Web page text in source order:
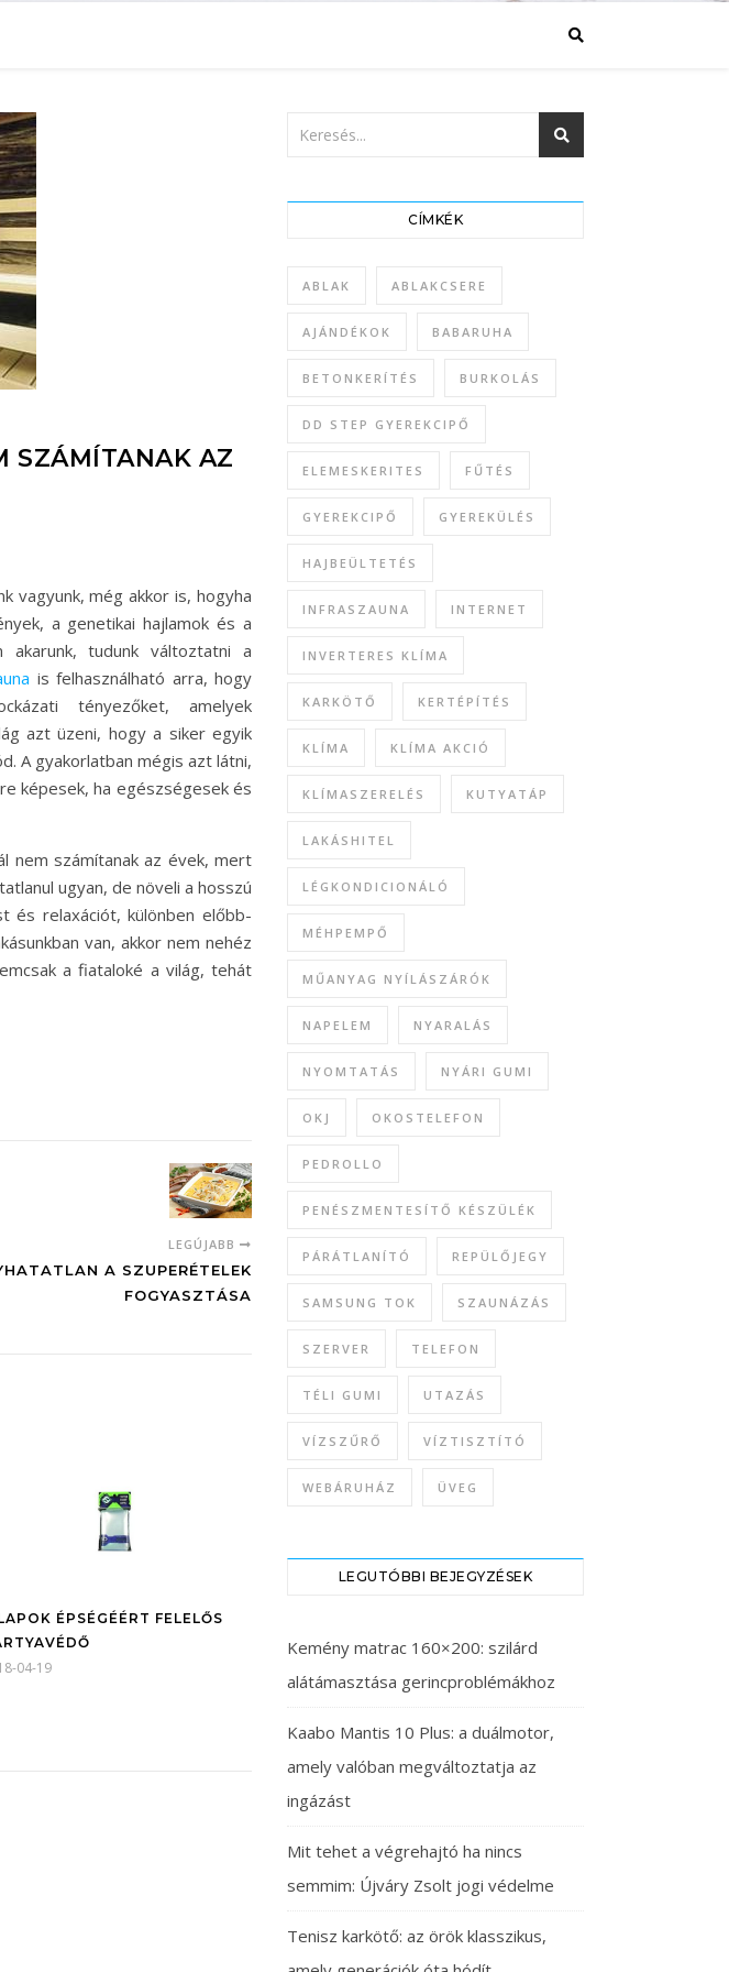
SZÁMÍTANAK AZ
vagyunk, még akkor is, hogyha
a genetikai hajlamok és a
akarunk, tudunk változtatni a
is felhasználható arra, hogy
tényezőket, amelyek
azt üzeni, hogy a siker egyik
A gyakorlatban mégis azt látni,
képesek, ha egészségesek és
nem számítanak az évek, mert
ugyan, de növeli a hosszú
és relaxációt, különben előbb-
van, akkor nem nehéz
a fiataloké a világ, tehát
LEGÚJABB
A SZUPERÉTELEK
FOGYASZTÁSA
ÉPSÉGÉÉRT FELELŐS
04-19
CÍMKÉK
ABLAK ABLAKCSERE
AJÁNDÉKOK BABARUHA
BETONKERÍTÉS BURKOLÁS
DD STEP GYEREKCIPŐ
ELEMESKERITES FŰTÉS
GYEREKCIPŐ GYEREKÜLÉS
HAJBEÜLTETÉS
INFRASZAUNA INTERNET
INVERTERES KLÍMA
KARKÖTŐ KERTÉPÍTÉS
KLÍMA KLÍMA AKCIÓ
KLÍMASZERELÉS KUTYATÁP
LAKÁSHITEL
LÉGKONDICIONÁLÓ
MÉHPEMPŐ
MŰANYAG NYÍLÁSZÁRÓK
NAPELEM NYARALÁS
NYOMTATÁS NYÁRI GUMI
OKJ OKOSTELEFON
PEDROLLO
PENÉSZMENTESÍTŐ KÉSZÜLÉK
PÁRÁTLANÍTÓ REPÜLŐJEGY
SAMSUNG TOK SZAUNÁZÁS
SZERVER TELEFON
TÉLI GUMI UTAZÁS
VÍZSZŰRŐ VÍZTISZTÍTÓ
WEBÁRUHÁZ ÜVEG
LEGUTÓBBI BEJEGYZÉSEK
Kemény matrac 160×200: szilárd
alátámasztása gerincproblémákhoz
Kaabo Mantis 10 Plus: a duálmotor,
amely valóban megváltoztatja az
ingázást
Mit tehet a végrehajtó ha nincs
semmim: Újváry Zsolt jogi védelme
Tenisz karkötő: az örök klasszikus,